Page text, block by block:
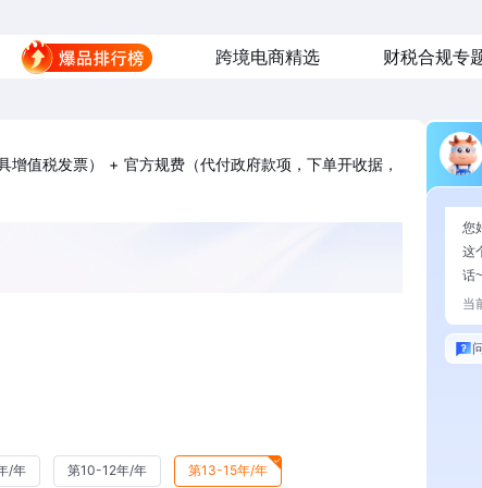
跨境电商精选 财税合规专
值税发票） + 官方规费（代付政府款项，下单开收据，
/年 第10-12年/年 第13-15年/年
您
这
话~
当